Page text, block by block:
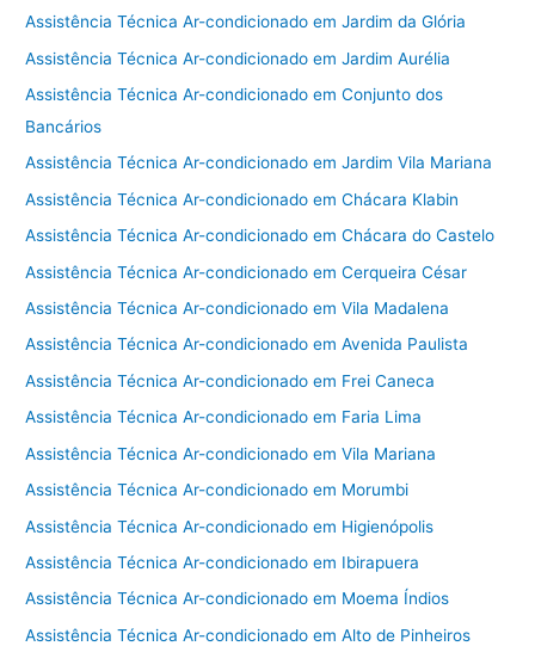
Assistência Técnica Ar-condicionado em Jardim da Glória
Assistência Técnica Ar-condicionado em Jardim Aurélia
Assistência Técnica Ar-condicionado em Conjunto dos
Bancários
Assistência Técnica Ar-condicionado em Jardim Vila Mariana
Assistência Técnica Ar-condicionado em Chácara Klabin
Assistência Técnica Ar-condicionado em Chácara do Castelo
Assistência Técnica Ar-condicionado em Cerqueira César
Assistência Técnica Ar-condicionado em Vila Madalena
Assistência Técnica Ar-condicionado em Avenida Paulista
Assistência Técnica Ar-condicionado em Frei Caneca
Assistência Técnica Ar-condicionado em Faria Lima
Assistência Técnica Ar-condicionado em Vila Mariana
Assistência Técnica Ar-condicionado em Morumbi
Assistência Técnica Ar-condicionado em Higienópolis
Assistência Técnica Ar-condicionado em Ibirapuera
Assistência Técnica Ar-condicionado em Moema Índios
Assistência Técnica Ar-condicionado em Alto de Pinheiros